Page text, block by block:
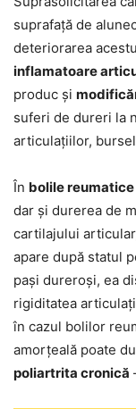
suprafață de
deteriorarea
inflamatoare
produc și
suferi de dureri la
articulațiilor,
În bolile
dar și durerea de
cartilajului
apare după statul
pași dureroși, ea
rigiditatea
în cazul bolilor
amorțeală poate
poliartrita cronică